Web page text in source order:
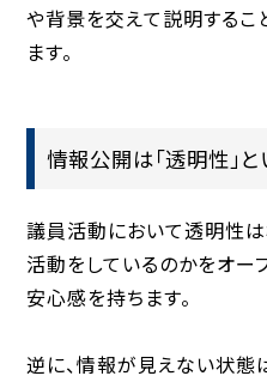
や背景を交えて説明するこ
ます。
情報公開は「透明性」
議員活動において透明性は
活動をしているのかをオー
安心感を持ちます。
逆に、情報が見えない状態